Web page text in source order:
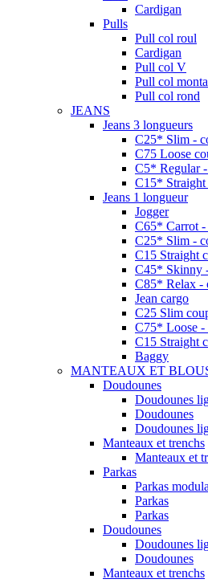
Cardigan
Pulls
Pull col roul
Cardigan
Pull col V
Pull col
Pull col rond
JEANS
Jeans 3 longueurs
C25* Slim -
C75 Loose
C5* Regular
C15* Straight
Jeans 1 longueur
Jogger
C65* Carrot -
C25* Slim -
C15 Straight
C45* Skinny
C85* Relax -
Jean cargo
C25 Slim
C75* Loose -
C15 Straight
Baggy
MANTEAUX ET
Doudounes
Doudounes
Doudounes
Doudounes
Manteaux et trenchs
Manteaux et
Parkas
Parkas
Parkas
Parkas
Doudounes
Doudounes
Doudounes
Manteaux et trenchs